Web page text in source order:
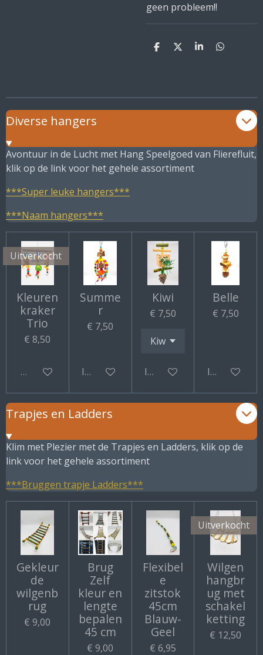
geen probleem!!
D
D
S
D
Diverse hangers
Avontuur in de Lucht met Hang Speelgoed van Flierefluit,
klik op de link voor het gehele assortiment
***Super leuke hangers***
***Naam hangers***
Uitverkocht
Kleuren
kraker
Trio
€ 8,50
Uitverkocht
Summe
r
€ 7,50
In winkelwagen
Kiwi
€ 7,50
In winkelwagen
Belle
€ 7,50
In
Trapjes en Ladders
Klim met Plezier met de Trapjes en Ladders, klik op de
link voor het gehele assortiment
***Bruggen trapje Ladders***
Gekleur
de
wilgenb
rug
€ 9,00
Brug
Zelf
kleur en
lengte
bepalen
45 cm
€ 9,00
Flexibel
e
zitstok
45cm
Blauw-
Geel
€ 6,95
Uitverkocht
Wilgen
hangbr
ug met
schakel
ketting
€ 12,50